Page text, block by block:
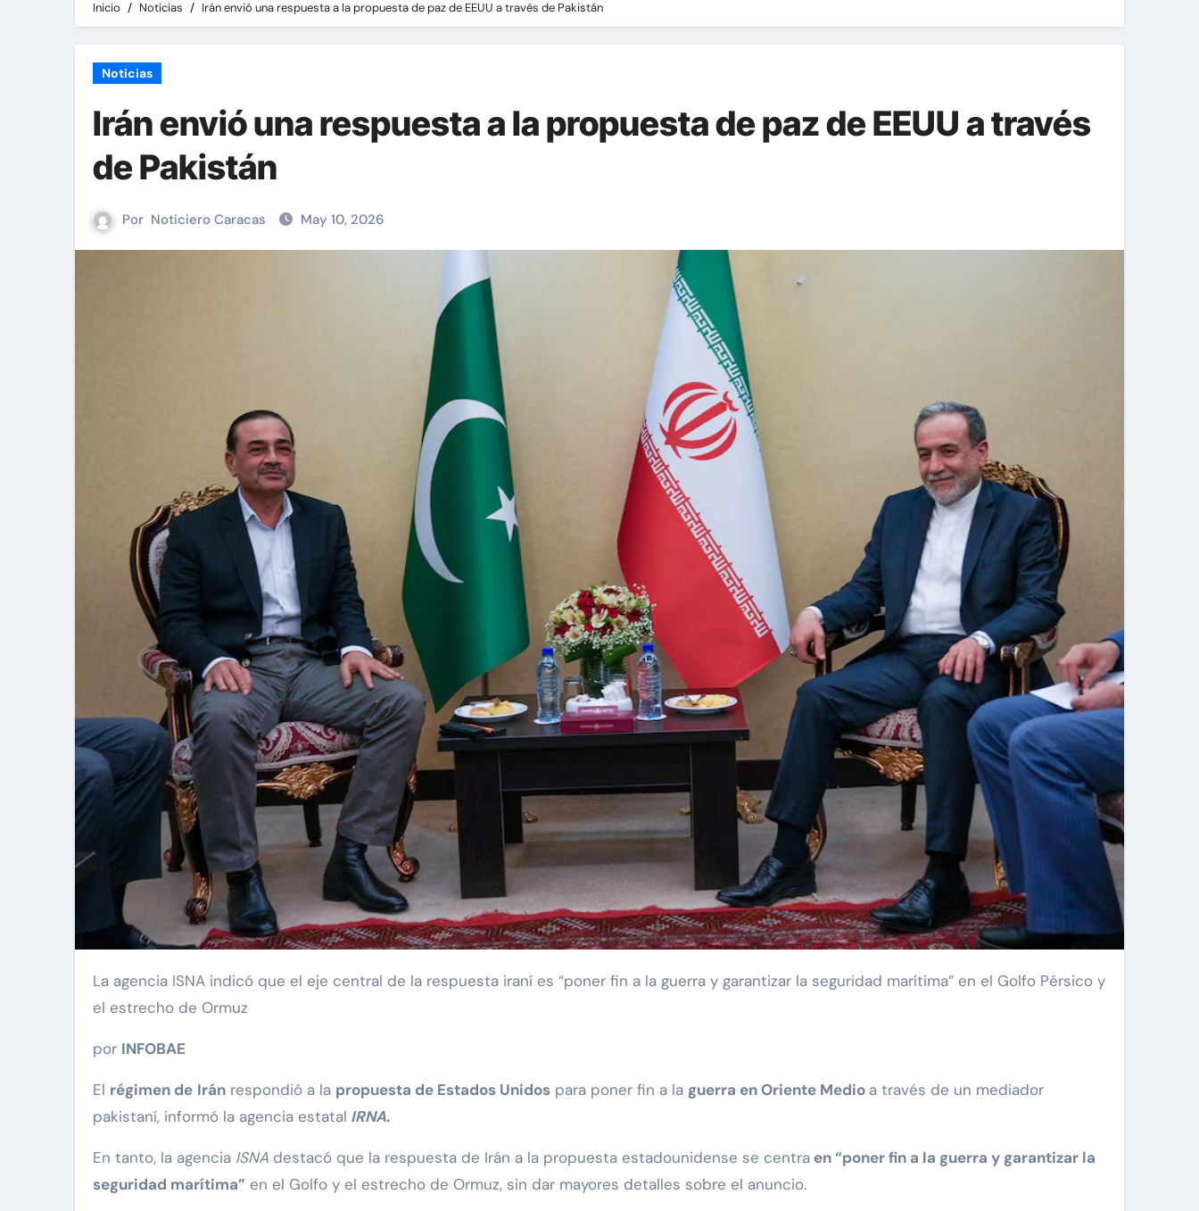
Inicio Noticias Irán envió una respuesta a la propuesta de paz de EEUU a través de Pakistán
Noticias
Irán envió una respuesta a la propuesta de paz de EEUU a través
de Pakistán
Por Noticiero Caracas May 10, 2026
La agencia ISNA indicó que el eje central de la respuesta iraní es “poner fin a la guerra y garantizar la seguridad marítima” en el Golfo Pérsico y
el estrecho de Ormuz
por INFOBAE
El régimen de Irán respondió a la propuesta de Estados Unidos para poner fin a la guerra en Oriente Medio a través de un mediador
pakistaní, informó la agencia estatal IRNA.
En tanto, la agencia ISNA destacó que la respuesta de Irán a la propuesta estadounidense se centra en “poner fin a la guerra y garantizar la
seguridad marítima” en el Golfo y el estrecho de Ormuz, sin dar mayores detalles sobre el anuncio.